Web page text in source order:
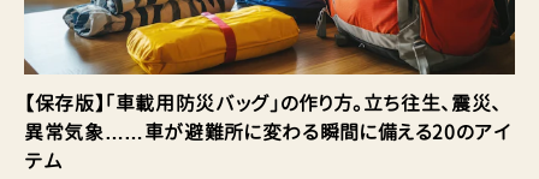
【保存版】「車載用防災バッグ」の作り方。立ち往生、震災、
異常気象……車が避難所に変わる瞬間に備える20のアイ
テム